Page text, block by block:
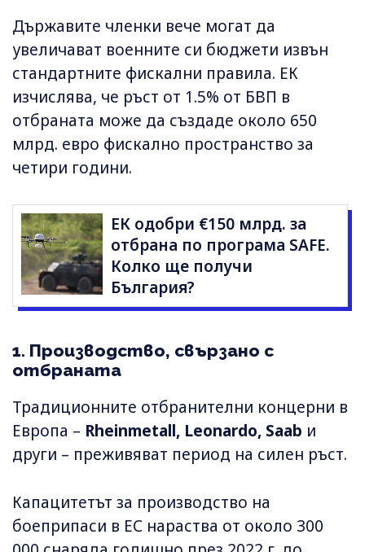
Държавите членки вече могат да
увеличават военните си бюджети извън
стандартните фискални правила. ЕК
изчислява, че ръст от 1.5% от БВП в
отбраната може да създаде около 650
млрд. евро фискално пространство за
четири години.
ЕК одобри €150 млрд. за
отбрана по програма SAFE.
Колко ще получи
България?
1. Производство, свързано с
отбраната
Традиционните отбранителни концерни в
Европа – Rheinmetall, Leonardo, Saab и
други – преживяват период на силен ръст.
Капацитетът за производство на
боеприпаси в ЕС нараства от около 300